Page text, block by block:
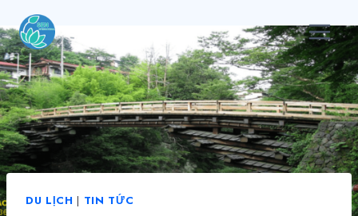
to
content
DU LỊCH | TIN TỨC